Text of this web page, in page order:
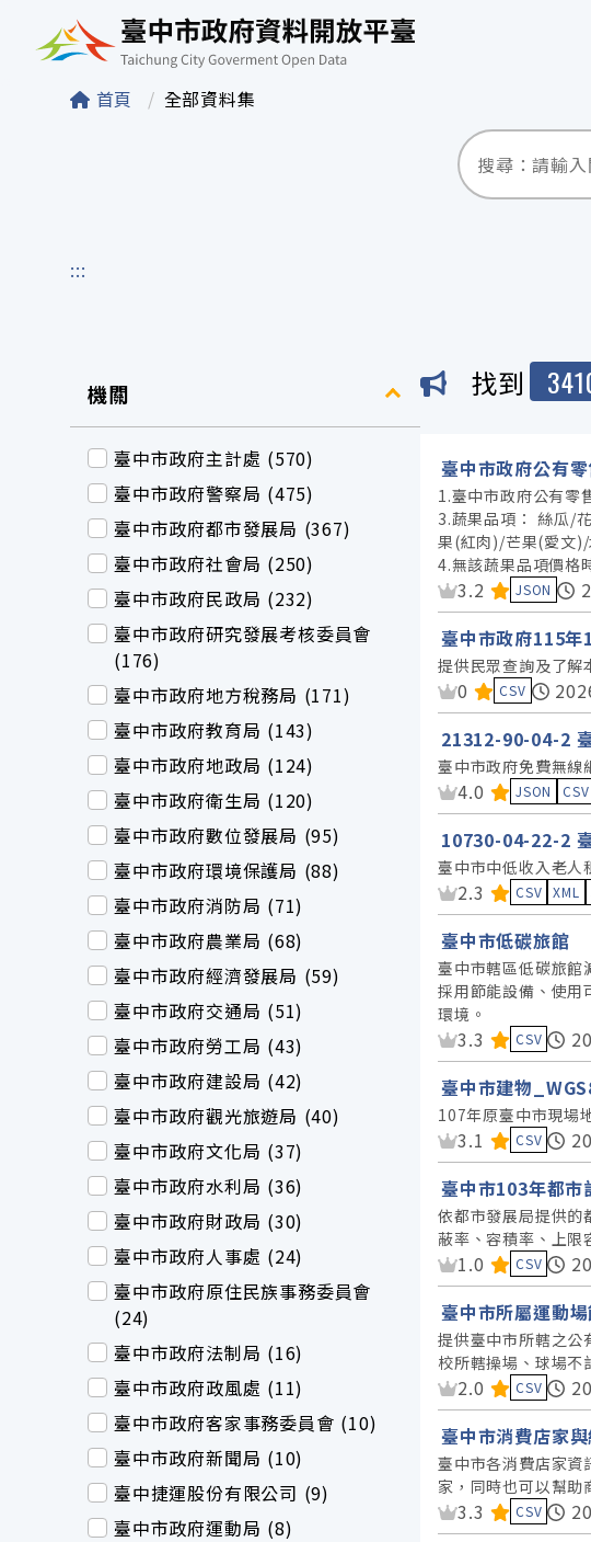
臺中市政府資料開放平臺
首頁 全部資料集
:::
機關
臺中市政府主計處 (570)
臺中市政府警察局 (475)
臺中市政府都市發展局 (367)
臺中市政府社會局 (250)
臺中市政府民政局 (232)
臺中市政府研究發展考核委員會
(176)
臺中市政府地方稅務局 (171)
臺中市政府教育局 (143)
臺中市政府地政局 (124)
臺中市政府衛生局 (120)
臺中市政府數位發展局 (95)
臺中市政府環境保護局 (88)
臺中市政府消防局 (71)
臺中市政府農業局 (68)
臺中市政府經濟發展局 (59)
臺中市政府交通局 (51)
臺中市政府勞工局 (43)
臺中市政府建設局 (42)
臺中市政府觀光旅遊局 (40)
臺中市政府文化局 (37)
臺中市政府水利局 (36)
臺中市政府財政局 (30)
臺中市政府人事處 (24)
臺中市政府原住民族事務委員會
(24)
臺中市政府法制局 (16)
臺中市政府政風處 (11)
臺中市政府客家事務委員會 (10)
臺中市政府新聞局 (10)
臺中捷運股份有限公司 (9)
臺中市政府運動局 (8)
找到
臺中市政府公有
1.臺中市政府公有零
3.蔬果品項： 絲瓜/
果(紅肉)/芒果(愛文
4.無該蔬果品項價格
資料集評分：
3.2 JSON
臺中市政府115
提供民眾查詢及了解
資料集評分：
0 CSV
21312-90-04-2
臺中市政府免費無線
資料集評分：
4.0 JSON CSV
10730-04-22-2
臺中市中低收入老人
資料集評分：
2.3 CSV XML
臺中市低碳旅館
臺中市轄區低碳旅館
採用節能設備、使用
環境。
資料集評分：
3.3 CSV
臺中市建物
107年原臺中市現場
資料集評分：
3.1 CSV
臺中市103年都
依都市發展局提供的
蔽率、容積率、上限
資料集評分：
1.0 CSV
臺中市所屬運動
提供臺中市所轄之公
校所轄操場、球場不
資料集評分：
2.0 CSV
臺中市消費店家
臺中市各消費店家資
家，同時也可以幫助
資料集評分：
3.3 CSV